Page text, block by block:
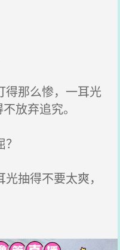
那么惨，一耳光
放弃追究。
抽得不要太爽，